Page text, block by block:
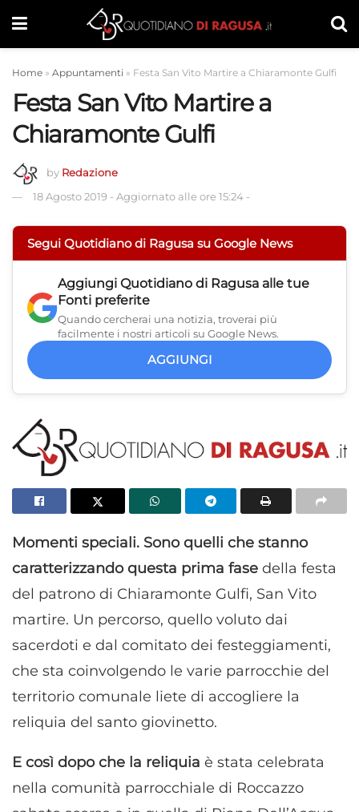
Home » Appuntamenti » Festa San Vito Martire a Chiaramonte Gulfi
Festa San Vito Martire a
Chiaramonte Gulfi
by Redazione
18 Agosto 2019 - Aggiornato alle ore 15:24 -
Segui Quotidiano di Ragusa su Google News
Aggiungi Quotidiano di Ragusa alle tue
Fonti preferite
Quando cercherai una notizia, troverai più
facilmente i nostri articoli su Google News.
AGGIUNGI
Momenti speciali. Sono quelli che stanno
caratterizzando questa prima fase della festa
del patrono di Chiaramonte Gulfi, San Vito
martire. Un percorso, quello voluto dai
sacerdoti e dal comitato dei festeggiamenti,
che sta coinvolgendo le varie parrocchie del
territorio comunale liete di accogliere la
reliquia del santo giovinetto.
E così dopo che la reliquia è stata celebrata
nella comunità parrocchiale di Roccazzo